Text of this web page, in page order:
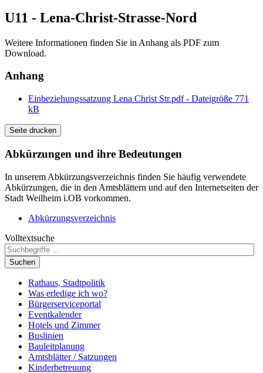
U11 - Lena-Christ-Strasse-Nord
Weitere Informationen finden Sie in Anhang als PDF zum
Download.
Anhang
Einbeziehungssatzung Lena Christ Str.pdf - Dateigröße 771
kB
Seite drucken
Abkürzungen und ihre Bedeutungen
In unserem Abkürzungsverzeichnis finden Sie häufig verwendete
Abkürzungen, die in den Amtsblättern und auf den Internetseiten der
Stadt Weilheim i.OB vorkommen.
Abkürzungsverzeichnis
Volltextsuche
Suchen
Rathaus, Stadtpolitik
Was erledige ich wo?
Bürgerserviceportal
Eventkalender
Hotels und Zimmer
Buslinien
Bauleitplanung
Amtsblätter / Satzungen
Kinderbetreuung